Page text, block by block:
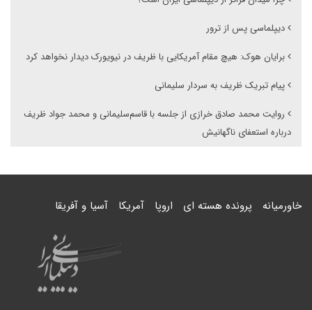
دیپلماسی پس از ترور
برایان هوک: هیچ مقام آمریکایی با ظریف در نیویورک دیدار نخواهد کرد
پیام تبریک ظریف به سردار سلیمانی
روایت محمد صادق خرازی از جلسه با قاسم‌سلیمانی و محمد جواد ظریف
درباره استعفای ناگهانیش
خاورمیانه پرونده هسته ای اروپا آمریکا آسیا و آفریقا